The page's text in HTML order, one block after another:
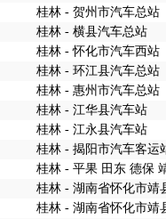
桂林 - 贺州市汽车总站
桂林 - 横县汽车总站
桂林 - 怀化市汽车西站
桂林 - 环江县汽车总站
桂林 - 惠州市汽车总站
桂林 - 江华县汽车站
桂林 - 江永县汽车站
桂林 - 揭阳市汽车客运
桂林 - 平果 田东 德保
桂林 - 湖南省怀化市靖
桂林 - 湖南省怀化市靖